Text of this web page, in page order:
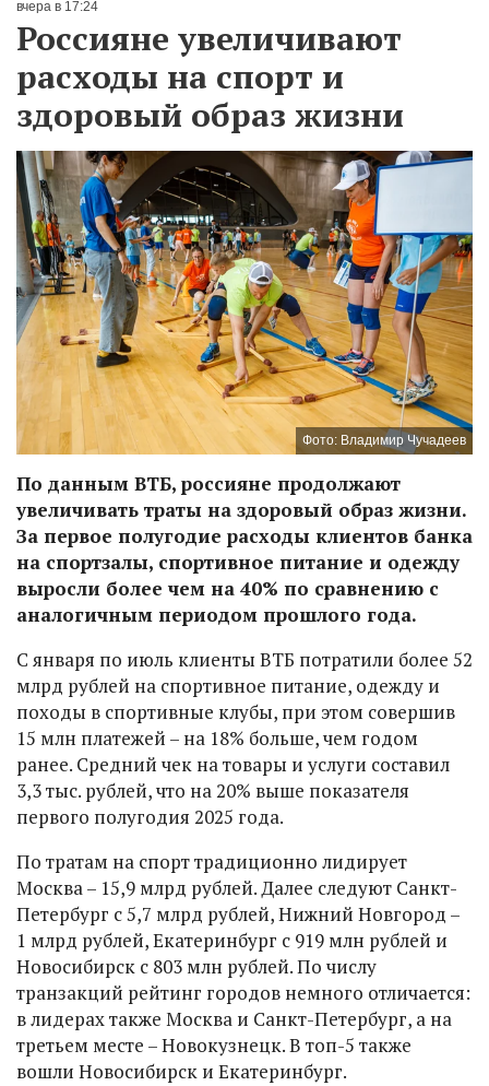
вчера в 17:24
Россияне увеличивают
расходы на спорт и
здоровый образ жизни
Фото: Владимир Чучадеев
По данным ВТБ, россияне продолжают
увеличивать траты на здоровый образ жизни.
За первое полугодие расходы клиентов банка
на спортзалы, спортивное питание и одежду
выросли более чем на 40% по сравнению с
аналогичным периодом прошлого года.
С января по июль клиенты ВТБ потратили более 52
млрд рублей на спортивное питание, одежду и
походы в спортивные клубы, при этом совершив
15 млн платежей – на 18% больше, чем годом
ранее. Средний чек на товары и услуги составил
3,3 тыс. рублей, что на 20% выше показателя
первого полугодия 2025 года.
По тратам на спорт традиционно лидирует
Москва – 15,9 млрд рублей. Далее следуют Санкт-
Петербург с 5,7 млрд рублей, Нижний Новгород –
1 млрд рублей, Екатеринбург с 919 млн рублей и
Новосибирск с 803 млн рублей. По числу
транзакций рейтинг городов немного отличается:
в лидерах также Москва и Санкт-Петербург, а на
третьем месте – Новокузнецк. В топ-5 также
вошли Новосибирск и Екатеринбург.